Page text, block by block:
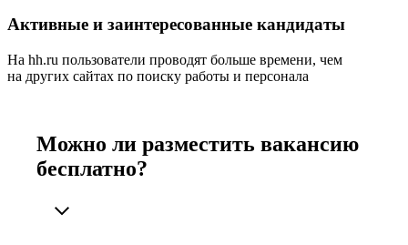
Активные и заинтересованные кандидаты
На hh.ru пользователи проводят больше времени, чем
на других сайтах по поиску работы и персонала
Можно ли разместить вакансию
бесплатно?